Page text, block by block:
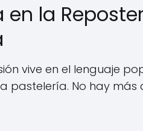
en la
vive en el lenguaje
pastelería. No hay